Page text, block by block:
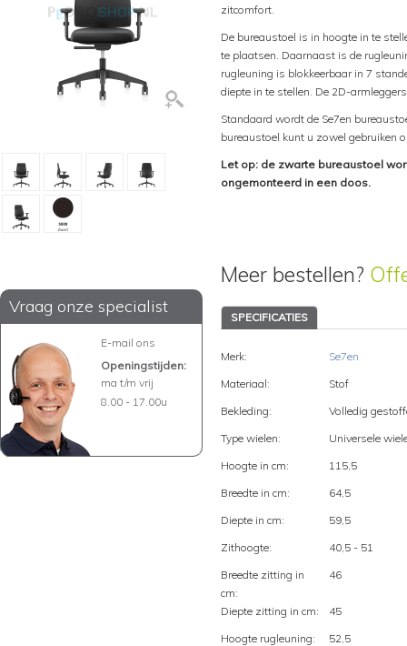
Vraag onze specialist
E-mail ons
Openingstijden:
ma t/m vrij
8.00 - 17.00u
zitcomfort.
De bureaustoel is in hoogte in te
te plaatsen. Daarnaast is de
rugleuning is blokkeerbaar in 7
diepte in te stellen. De 2D-
Standaard wordt de Se7en
bureaustoel kunt u zowel gebruiken
Let op: de zwarte bureaustoel
ongemonteerd in een doos.
Meer bestellen?
SPECIFICATIES
Merk:
Se7en
Materiaal:
Stof
Bekleding:
Volledig
Type wielen:
Universele
Hoogte in cm:
115,5
Breedte in cm:
64,5
Diepte in cm:
59,5
Zithoogte:
40,5 - 51
Breedte zitting in
cm:
46
Diepte zitting in cm:
45
Hoogte rugleuning:
52,5